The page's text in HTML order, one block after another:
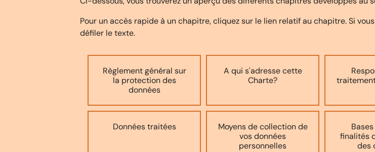
Pour un accès rapide à un chapitre, cliquez sur le lien relatif au chapitre. Si
défiler le texte.
Règlement général sur
la protection des
données
A qui s'adresse cette
Charte?
Données traitées
Moyens de collection de
vos données
personnelles
finalités
des